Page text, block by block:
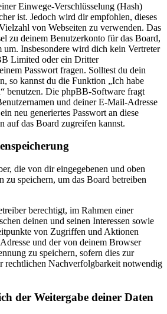
Einwege-Verschlüsselung (Hash)
ist. Jedoch wird dir empfohlen, dieses
von Webseiten zu verwenden. Das
zu deinem Benutzerkonto für das Board,
um. Insbesondere wird dich kein Vertreter
Limited oder ein Dritter
Passwort fragen. Solltest du dein
so kannst du die Funktion „Ich habe
benutzen. Die phpBB-Software fragt
und deiner E-Mail-Adresse
neu generiertes Passwort an diese
auf das Board zugreifen kannst.
die von dir eingegebenen und oben
zu speichern, um das Board betreiben
berechtigt, im Rahmen einer
deinen und seinen Interessen sowie
von Zugriffen und Aktionen
und der von deinem Browser
zu speichern, sofern dies zur
rechtlichen Nachverfolgbarkeit notwendig
der Weitergabe deiner Daten